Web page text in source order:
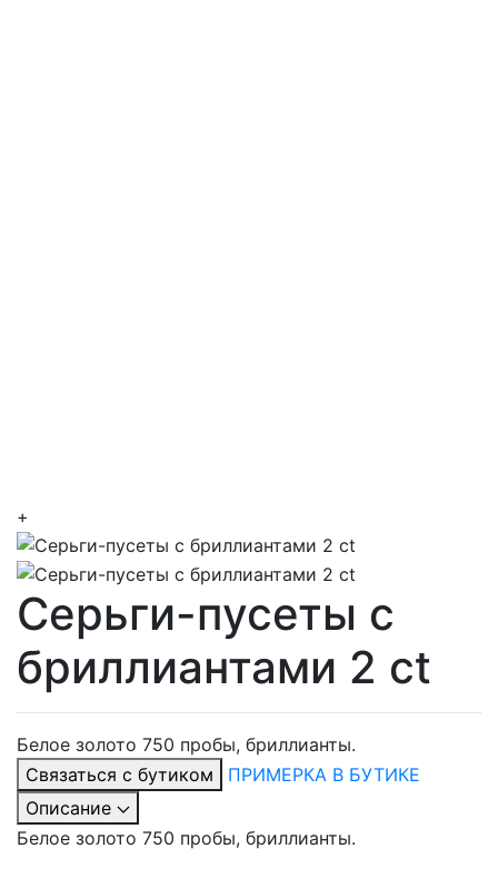
+
Серьги-пусеты с
бриллиантами 2 ct
Белое золото 750 пробы, бриллианты.
Связаться с бутиком
ПРИМЕРКА В БУТИКЕ
Описание
Белое золото 750 пробы, бриллианты.